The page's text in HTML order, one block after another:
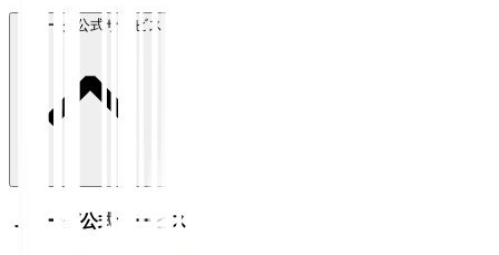
Ｊリーグ公式サービス
Ｊリーグ公式サービス